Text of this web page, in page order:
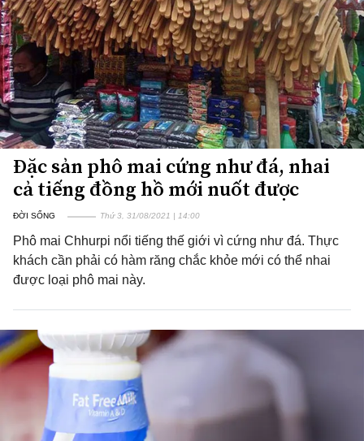
Đặc sản phô mai cứng như đá, nhai
cả tiếng đồng hồ mới nuốt được
ĐỜI SỐNG Thứ 3, 31/08/2021 | 14:00
Phô mai Chhurpi nổi tiếng thế giới vì cứng như đá. Thực
khách cần phải có hàm răng chắc khỏe mới có thể nhai
được loại phô mai này.